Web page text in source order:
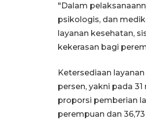
"Dalam
psikologis, dan
layanan kesehatan,
kekerasan bagi
Ketersediaan
persen, yakni pada
proporsi pemberian
perempuan dan